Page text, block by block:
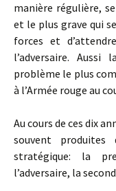
manière régulière,
et le plus grave qui
forces et
l’adversaire.
problème le plus
à l’Armée rouge au
Au cours de ces dix
souvent produites
stratégique: la
l’adversaire, la